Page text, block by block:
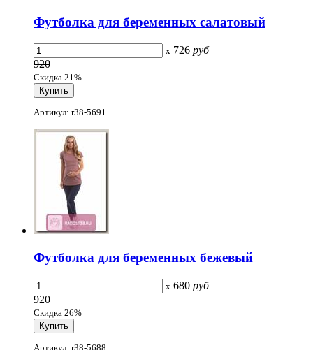
Футболка для беременных салатовый
x 726 руб
920
Скидка 21%
Артикул: r38-5691
Футболка для беременных бежевый
x 680 руб
920
Скидка 26%
Артикул: r38-5688